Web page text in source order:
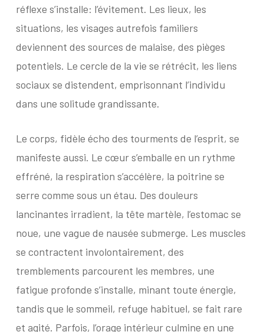
réflexe s’installe: l’évitement. Les lieux, les
situations, les visages autrefois familiers
deviennent des sources de malaise, des pièges
potentiels. Le cercle de la vie se rétrécit, les liens
sociaux se distendent, emprisonnant l’individu
dans une solitude grandissante.
Le corps, fidèle écho des tourments de l’esprit, se
manifeste aussi. Le cœur s’emballe en un rythme
effréné, la respiration s’accélère, la poitrine se
serre comme sous un étau. Des douleurs
lancinantes irradient, la tête martèle, l’estomac se
noue, une vague de nausée submerge. Les muscles
se contractent involontairement, des
tremblements parcourent les membres, une
fatigue profonde s’installe, minant toute énergie,
tandis que le sommeil, refuge habituel, se fait rare
et agité. Parfois, l’orage intérieur culmine en une